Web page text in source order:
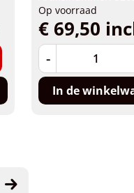
Op voorraad
€ 69,50
-
In de